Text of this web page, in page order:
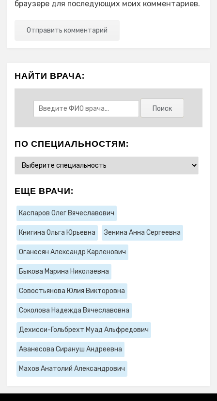
браузере для последующих моих комментариев.
НАЙТИ ВРАЧА:
ПО СПЕЦИАЛЬНОСТЯМ:
ЕЩЕ ВРАЧИ:
Каспаров Олег Вячеславович
Книгина Ольга Юрьевна Зенина Анна Сергеевна
Оганесян Александр Карленович
Быкова Марина Николаевна
Совостьянова Юлия Викторовна
Соколова Надежда Вячеславовна
Дехисси-Гольбрехт Муад Альфредович
Аванесова Сирануш Андреевна
Махов Анатолий Александрович